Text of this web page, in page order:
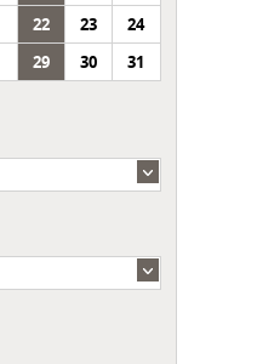
22 23
24
29 30 31